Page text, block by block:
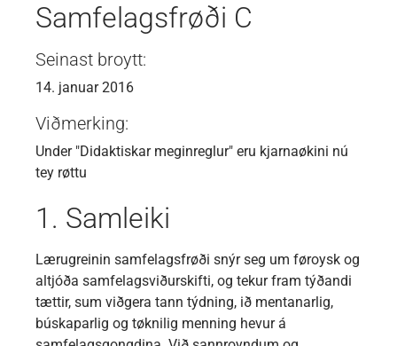
Samfelagsfrøði C
Seinast broytt:
14. januar 2016
Viðmerking:
Under "Didaktiskar meginreglur" eru kjarnaøkini nú
tey røttu
1. Samleiki
Lærugreinin samfelagsfrøði snýr seg um føroysk og
altjóða samfelagsviðurskifti, og tekur fram týðandi
tættir, sum viðgera tann týdning, ið mentanarlig,
búskaparlig og tøknilig menning hevur á